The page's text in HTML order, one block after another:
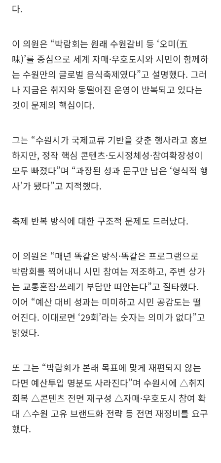
다.
이 의원은 “박람회는 원래 수원갈비 등 ‘오미(五
味)’를 중심으로 세계 자매·우호도시와 시민이 함께하
는 수원만의 글로벌 음식축제였다”고 설명했다. 그러
나 지금은 취지와 동떨어진 운영이 반복되고 있다는
것이 문제의 핵심이다.
그는 “수원시가 국제교류 기반을 갖춘 행사라고 홍보
하지만, 정작 핵심 콘텐츠·도시정체성·참여확장성이
모두 빠졌다”며 “과장된 성과 문구만 남은 ‘형식적 행
사’가 됐다”고 지적했다.
축제 반복 방식에 대한 구조적 문제도 드러났다.
이 의원은 “매년 똑같은 방식·똑같은 프로그램으로
박람회를 찍어내니 시민 참여는 저조하고, 주변 상가
는 교통혼잡·쓰레기 부담만 떠안는다”고 질타했다.
이어 “예산 대비 성과는 미미하고 시민 공감도는 떨
어진다. 이대로면 ‘29회’라는 숫자는 의미가 없다”고
밝혔다.
또 그는 “박람회가 본래 목표에 맞게 재편되지 않는
다면 예산투입 명분도 사라진다”며 수원시에 △취지
회복 △콘텐츠 전면 재구성 △자매·우호도시 참여 확
대 △수원 고유 브랜드화 전략 등 전면 재정비를 요구
했다.